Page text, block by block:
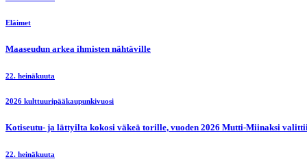
Eläimet
Maaseudun arkea ihmisten nähtäville
22. heinäkuuta
2026 kulttuuripääkaupunkivuosi
Kotiseutu- ja lättyilta kokosi väkeä torille, vuoden 2026 Mutti-Miinaksi
22. heinäkuuta